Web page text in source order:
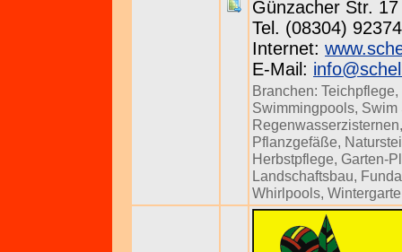
Günzacher Str.
Tel. (08304)
Internet:
E-Mail:
Branchen: Teichpflege,
Swimmingpools, Swim
Regenwasserzisternen
Pflanzgefäße,
Herbstpflege, Garten-
Landschaftsbau,
Whirlpools,